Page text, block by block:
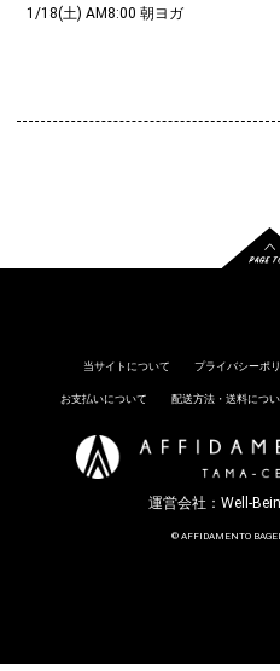
1/18(土) AM8:00 朝ヨガ
当サイトについて プライバシーポ
お支払いについて 配送方法・送料につ
運営会社： Well-
© AFFIDAMENTO